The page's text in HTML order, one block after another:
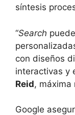
síntesis
“Search
con diseños
interactivas y
Reid, máxima
Google